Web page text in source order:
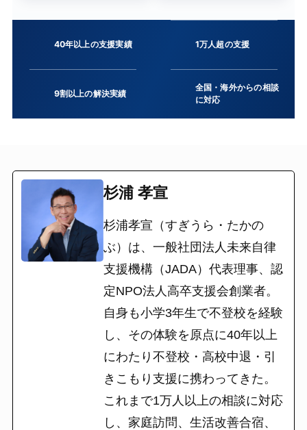
40年以上の支援実績 1万人超の支援
9割以上の解決実績
全国・海外からの相談
に対応
杉浦 孝宣
杉浦孝宣（すぎうら・たかの
ぶ）は、一般社団法人未来自律
支援機構（JADA）代表理事、認
定NPO法人高卒支援会創業者。
自身も小学3年生で不登校を経験
し、その体験を原点に40年以上
にわたり不登校・高校中退・引
きこもり支援に携わってきた。
これまで1万人以上の相談に対応
し、家庭訪問、生活改善合宿、